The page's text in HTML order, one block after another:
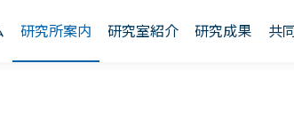
研究所案内 研究室紹介 研究成果 共